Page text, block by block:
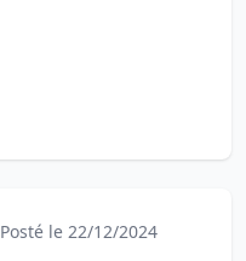
Posté le 22/12/2024